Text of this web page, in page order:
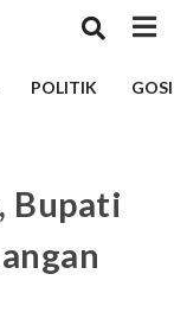
POLITIK
Bupati